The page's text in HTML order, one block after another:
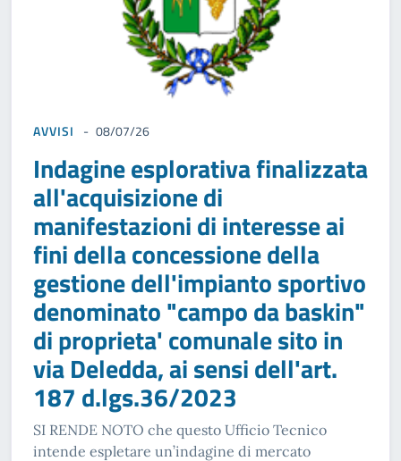
AVVISI 08/07/26
Indagine esplorativa finalizzata
all'acquisizione di
manifestazioni di interesse ai
fini della concessione della
gestione dell'impianto sportivo
denominato "campo da baskin"
di proprieta' comunale sito in
via Deledda, ai sensi dell'art.
187 d.lgs.36/2023
SI RENDE NOTO che questo Ufficio Tecnico
intende espletare un’indagine di mercato